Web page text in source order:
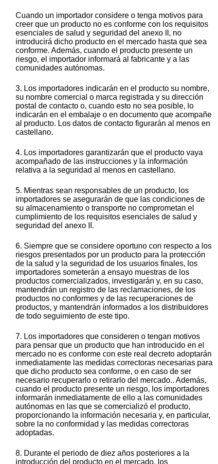
Cuando un importador considere o tenga motivos para
creer que un producto no es conforme con los requisitos
esenciales de salud y seguridad del anexo II, no
introducirá dicho producto en el mercado hasta que sea
conforme. Además, cuando el producto presente un
riesgo, el importador informará al fabricante y a las
comunidades autónomas.
3. Los importadores indicarán en el producto su nombre,
su nombre comercial o marca registrada y su dirección
postal de contacto o, cuando esto no sea posible, lo
indicarán en el embalaje o en documento que acompañe
al producto. Los datos de contacto figurarán al menos en
castellano.
4. Los importadores garantizarán que el producto vaya
acompañado de las instrucciones y la información
relativa a la seguridad al menos en castellano.
5. Mientras sean responsables de un producto, los
importadores se asegurarán de que las condiciones de
su almacenamiento o transporte no comprometan el
cumplimiento de los requisitos esenciales de salud y
seguridad del anexo II.
6. Siempre que se considere oportuno con respecto a los
riesgos presentados por un producto para la protección
de la salud y la seguridad de los usuarios finales, los
importadores someterán a ensayo muestras de los
productos comercializados, investigarán y, en su caso,
mantendrán un registro de las reclamaciones, de los
productos no conformes y de las recuperaciones de
productos, y mantendrán informados a los distribuidores
de todo seguimiento de este tipo.
7. Los importadores que consideren o tengan motivos
para pensar que un producto que han introducido en el
mercado no es conforme con este real decreto adoptarán
inmediatamente las medidas correctoras necesarias para
que dicho producto sea conforme, o en caso de ser
necesario recuperarlo o retirarlo del mercado.. Además,
cuando el producto presente un riesgo, los importadores
informarán inmediatamente de ello a las comunidades
autónomas en las que se comercializó el producto,
proporcionando la información necesaria y, en particular,
sobre la no conformidad y las medidas correctoras
adoptadas.
8. Durante el periodo de diez años posteriores a la
introducción del producto en el mercado, los